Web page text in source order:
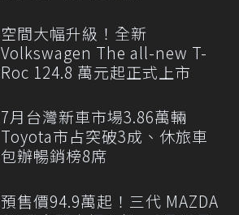
空間大幅升級！全新
Volkswagen The all-new T-
Roc 124.8 萬元起正式上市
7月台灣新車市場3.86萬輛
Toyota市占突破3成、休旅車
包辦暢銷榜8席
預售價94.9萬起！三代 MAZDA